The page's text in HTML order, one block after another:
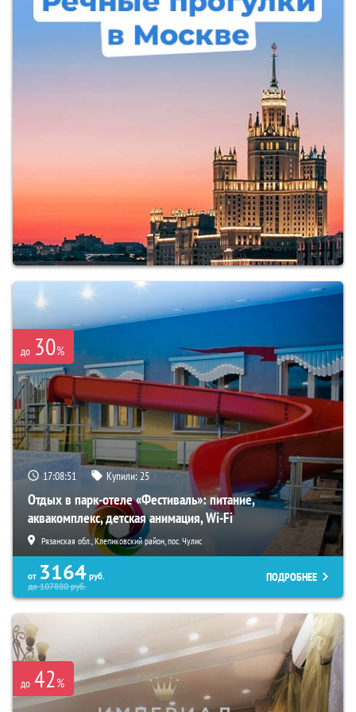
до 30%
17:08:50 Купили:25
Отдых в парк-отеле «Фестиваль»: питание,
аквакомплекс, детская анимация, Wi-Fi
Рязанская обл., Клепиковский район, пос. Чулис
от 3164 руб.
до107880руб.
ПОДРОБНЕЕ
до 42%